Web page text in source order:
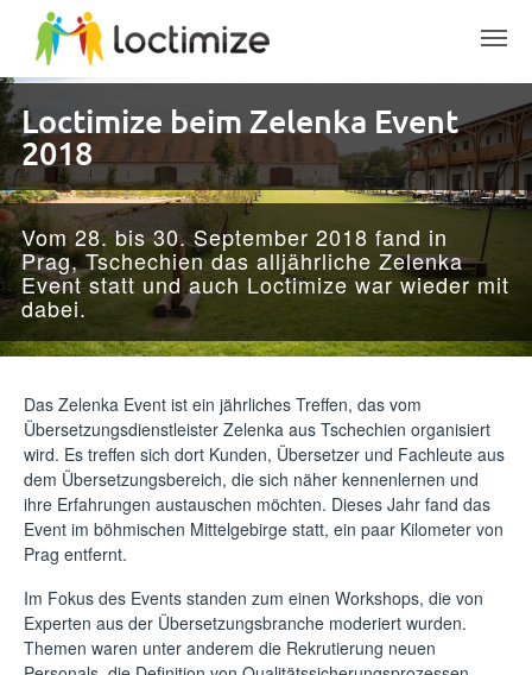
Skip to main content
Loctimize beim Zelenka Event
2018
Vom 28. bis 30. September 2018 fand in
Prag, Tschechien das alljährliche Zelenka
Event statt und auch Loctimize war wieder mit
dabei.
Das Zelenka Event ist ein jährliches Treffen, das vom
Übersetzungsdienstleister Zelenka aus Tschechien organisiert
wird. Es treffen sich dort Kunden, Übersetzer und Fachleute aus
dem Übersetzungsbereich, die sich näher kennenlernen und
ihre Erfahrungen austauschen möchten. Dieses Jahr fand das
Event im böhmischen Mittelgebirge statt, ein paar Kilometer von
Prag entfernt.
Im Fokus des Events standen zum einen Workshops, die von
Experten aus der Übersetzungsbranche moderiert wurden.
Themen waren unter anderem die Rekrutierung neuen